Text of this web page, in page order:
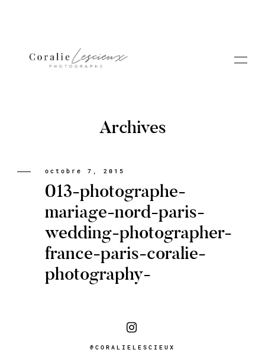
Portfolio
A PROPOS CORALIE
Contact
Archives
octobre 7, 2015
013-photographe-
mariage-nord-paris-
wedding-photographer-
france-paris-coralie-
photography-
@CORALIELESCIEUX